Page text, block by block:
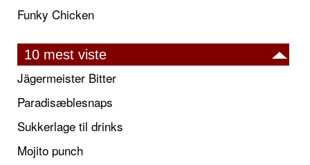
Funky Chicken
10 mest viste
Jägermeister Bitter
Paradisæblesnaps
Sukkerlage til drinks
Mojito punch